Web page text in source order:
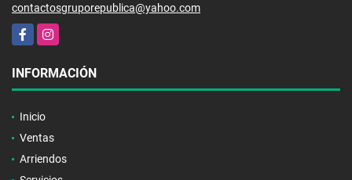
contactosgruporepublica@yahoo.com
FacebookInstagram
INFORMACIÓN
Inicio
Ventas
Arriendos